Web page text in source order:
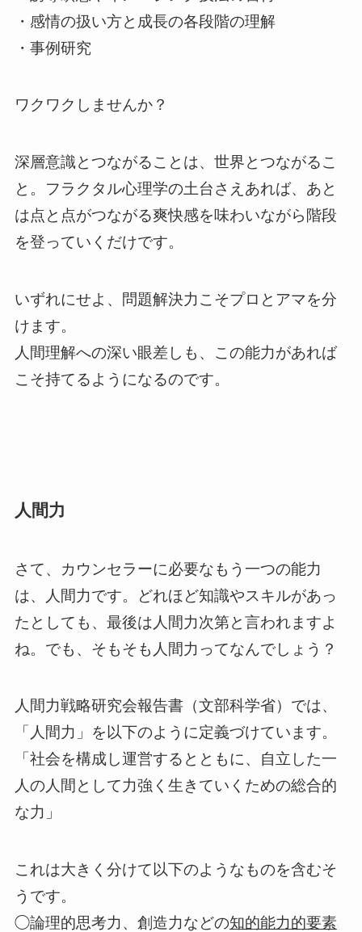
・感情の扱い方と成長の各段階の理解
・事例研究
ワクワクしませんか？
深層意識とつながることは、世界とつながるこ
と。フラクタル心理学の土台さえあれば、あと
は点と点がつながる爽快感を味わいながら階段
を登っていくだけです。
いずれにせよ、問題解決力こそプロとアマを分
けます。
人間理解への深い眼差しも、この能力があれば
こそ持てるようになるのです。
人間力
さて、カウンセラーに必要なもう一つの能力
は、人間力です。どれほど知識やスキルがあっ
たとしても、最後は人間力次第と言われますよ
ね。でも、そもそも人間力ってなんでしょう？
人間力戦略研究会報告書（文部科学省）では、
「人間力」を以下のように定義づけています。
「社会を構成し運営するとともに、自立した一
人の人間として力強く生きていくための総合的
な力」
これは大きく分けて以下のようなものを含むそ
うです。
◯論理的思考力、創造力などの知的能力的要素